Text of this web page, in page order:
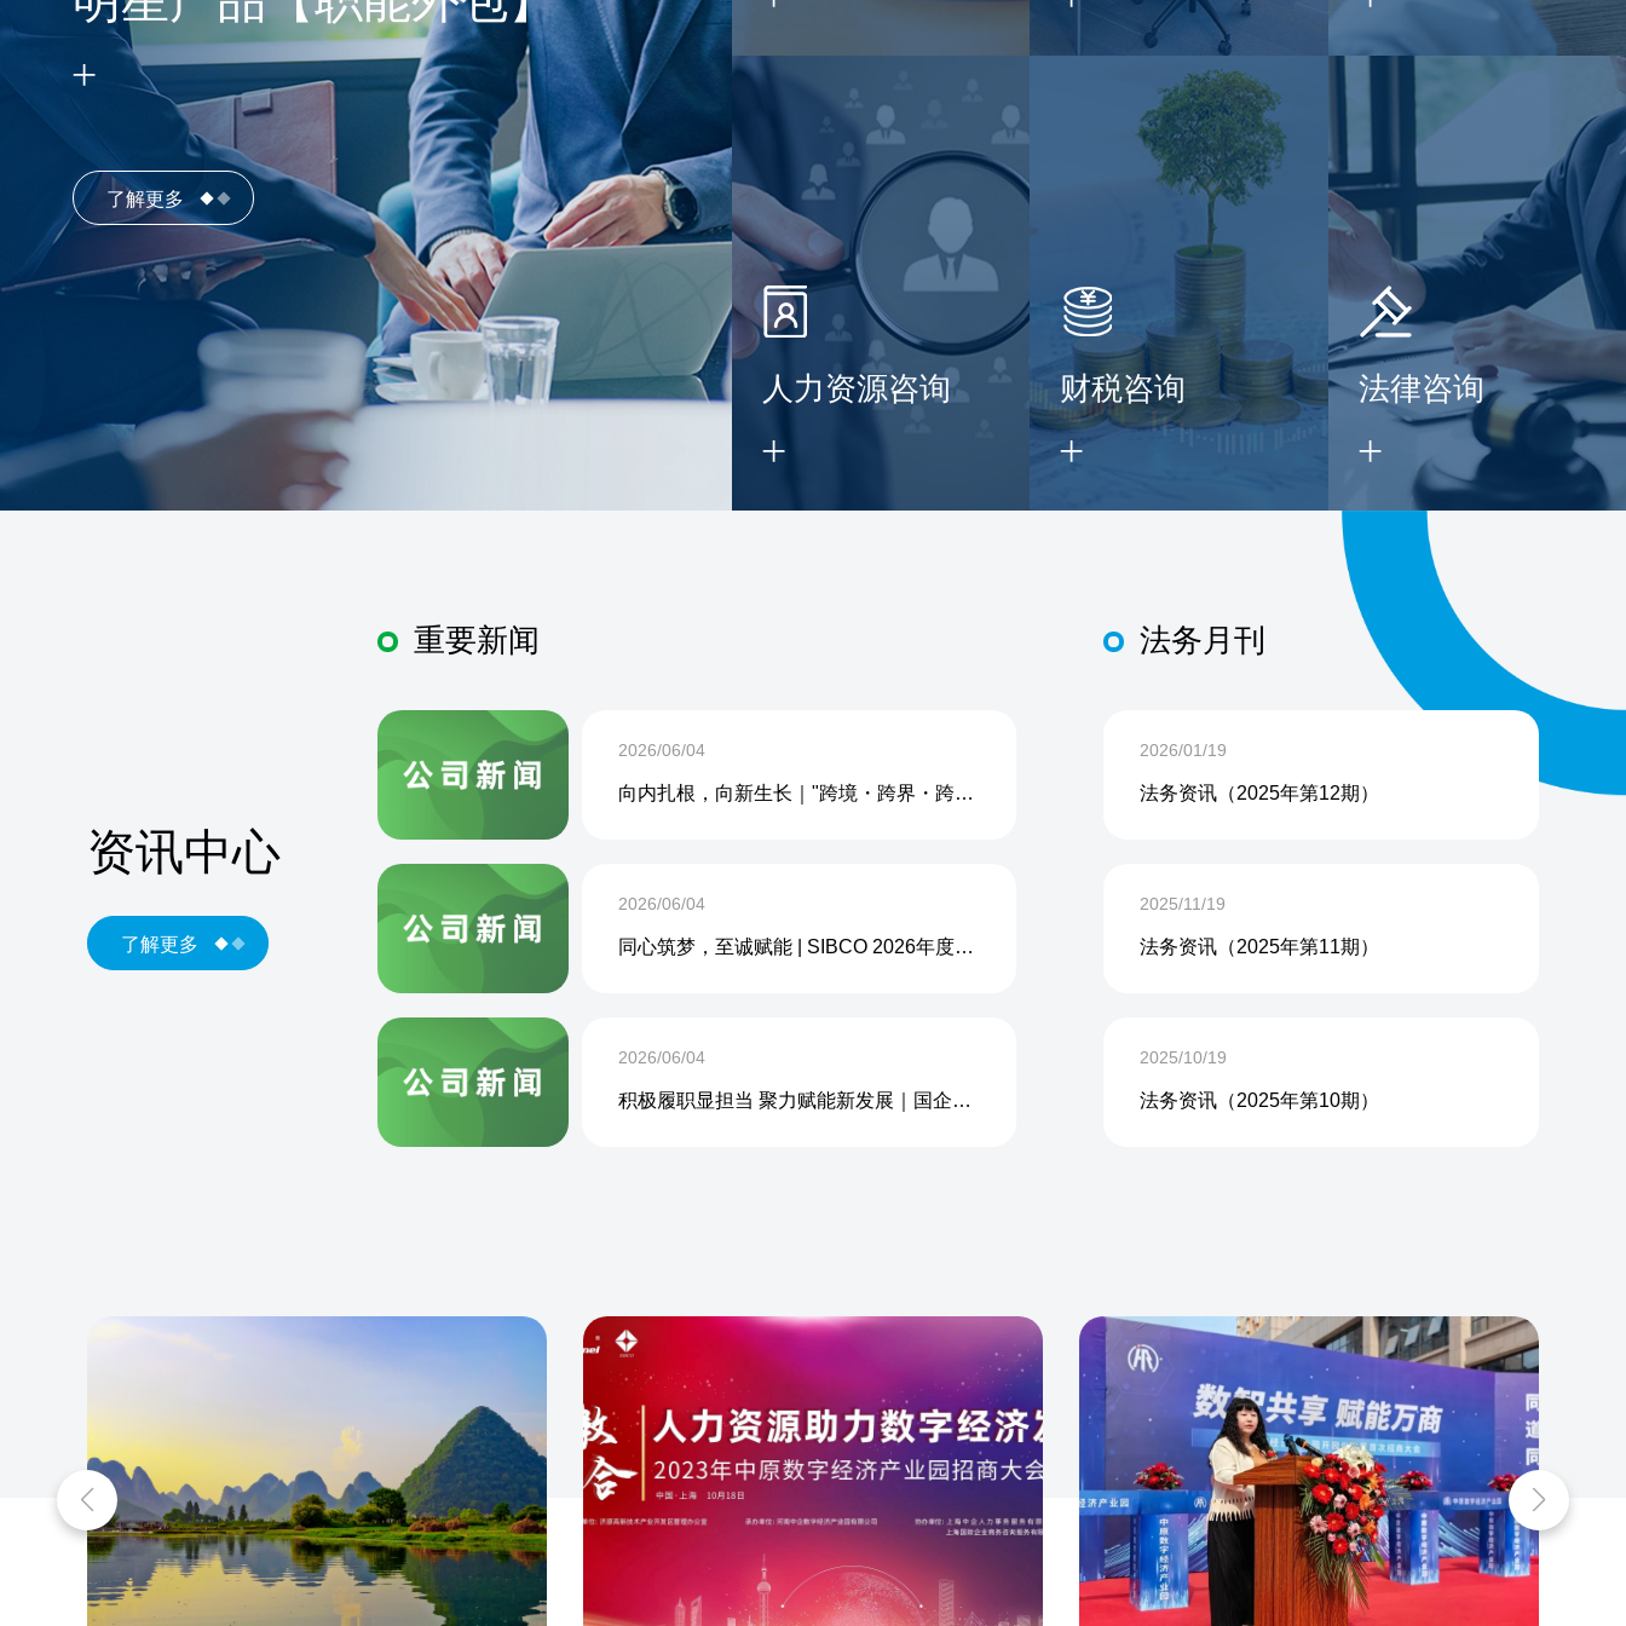
了解更多
人力资源咨询 财税咨询 法律咨询
资讯中心
了解更多
重要新闻
2026/06/04
向内扎根，向新生长｜"跨境・跨界・跨周期企业内生力沙龙"成功举办
2026/06/04
同心筑梦，至诚赋能 | SIBCO 2026年度团建活动圆满收官
2026/06/04
积极履职显担当 聚力赋能新发展｜国企商务&中企人力出席上海现代服务业联合会第五届会员大会第三次会议暨2026服务业高质量发展大会
法务月刊
2026/01/19
法务资讯（2025年第12期）
2025/11/19
法务资讯（2025年第11期）
2025/10/19
法务资讯（2025年第10期）